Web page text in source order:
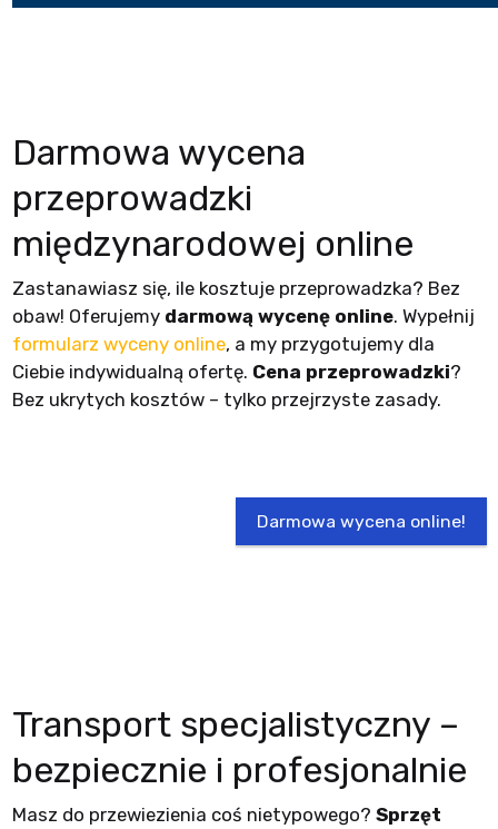
Darmowa wycena
przeprowadzki
międzynarodowej online
Zastanawiasz się, ile kosztuje przeprowadzka? Bez
obaw! Oferujemy darmową wycenę online. Wypełnij
formularz wyceny online, a my przygotujemy dla
Ciebie indywidualną ofertę. Cena przeprowadzki?
Bez ukrytych kosztów – tylko przejrzyste zasady.
Darmowa wycena online!
Transport specjalistyczny –
bezpiecznie i profesjonalnie
Masz do przewiezienia coś nietypowego? Sprzęt